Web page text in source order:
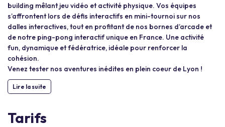
building mêlant jeu vidéo et activité physique. Vos équipes
s’affrontent lors de défis interactifs en mini-tournoi sur nos
dalles interactives, tout en profitant de nos bornes d’arcade et
de notre ping-pong interactif unique en France. Une activité
fun, dynamique et fédératrice, idéale pour renforcer la
cohésion.
Venez tester nos aventures inédites en plein coeur de Lyon !
Lire la suite
Tarifs